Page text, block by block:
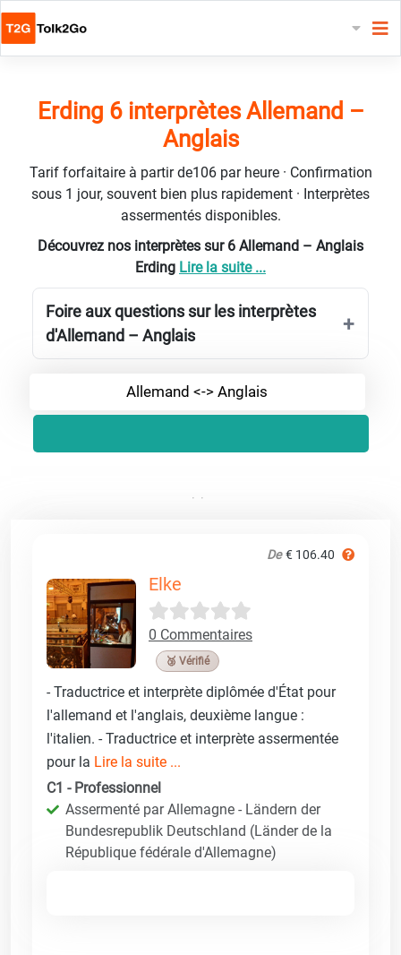
Erding 6 interprètes Allemand –
Anglais
Tarif forfaitaire à partir de106 par heure · Confirmation
sous 1 jour, souvent bien plus rapidement · Interprètes
assermentés disponibles.
Découvrez nos interprètes sur 6 Allemand – Anglais
Erding Lire la suite ...
Foire aux questions sur les interprètes
d'Allemand – Anglais
Allemand <-> Anglais
De € 106.40
Elke
0 Commentaires
🥉 Vérifié
- Traductrice et interprète diplômée d'État pour
l'allemand et l'anglais, deuxième langue :
l'italien. - Traductrice et interprète assermentée
pour la Lire la suite ...
C1 - Professionnel
Assermenté par Allemagne - Ländern der
Bundesrepublik Deutschland (Länder de la
République fédérale d'Allemagne)